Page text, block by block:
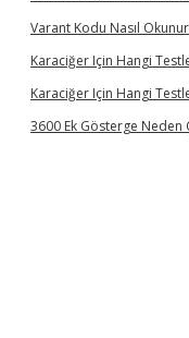
Varant Kodu Nasıl Okunur
Karaciğer Için Hangi
Karaciğer Için Hangi
3600 Ek Gösterge Neden